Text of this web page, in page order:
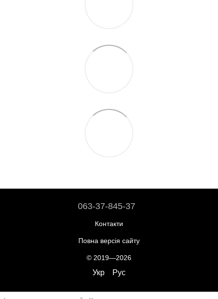
063-37-845-37
Контакти
Повна версія сайту
© 2019—2026
Укр Рус